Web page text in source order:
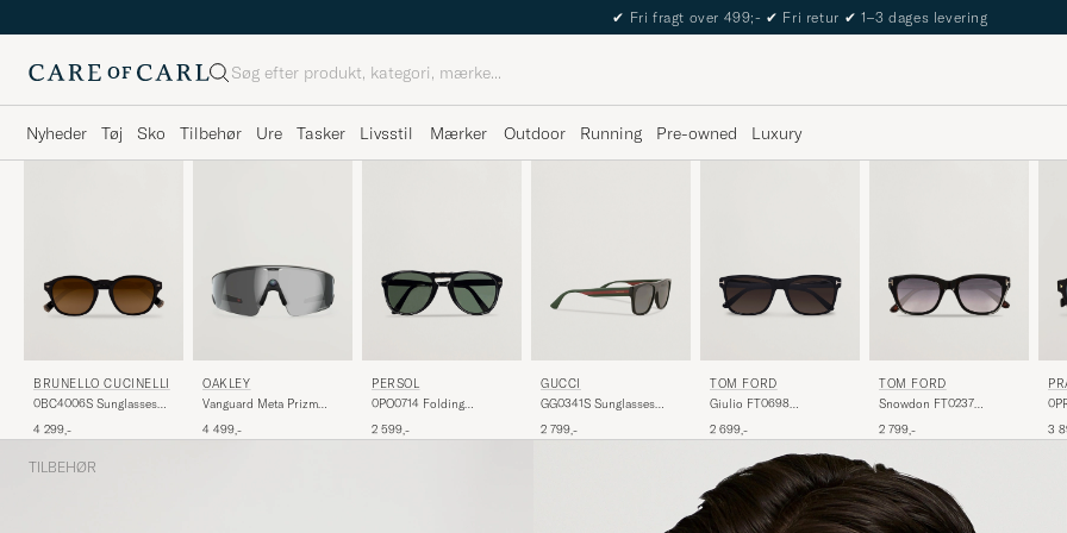
The Care of Carl Passport
Søg
Nyheder Tøj Sko Tilbehør Ure Tasker Livsstil Mærker Outdoor Running Pre-owned Luxury
BRUNELLO CUCINELLI
0BC4006S Sunglasses
4 299,-
OAKLEY
Vanguard Meta Prizm
4 499,-
PERSOL
0PO0714 Folding
Green
2 599,-
GUCCI
GG0341S Sunglasses
2 799,-
TOM FORD
Giulio FT0698
2 699,-
TOM FORD
Snowdon FT0237
2 799,- 3
TILBEHØR